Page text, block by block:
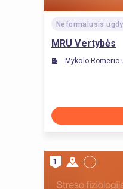
Neformalusis
MRU Vertybės
Mykolo Romerio
1